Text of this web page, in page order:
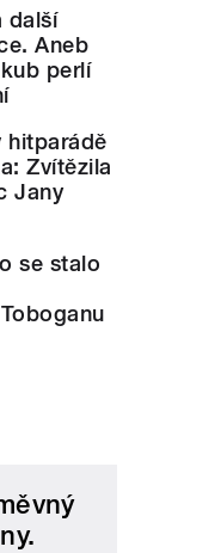
další
Aneb
perlí
hitparádě
Zvítězila
Jany
se stalo